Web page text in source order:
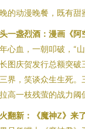
的动漫晚餐，既有甜
一盏烈酒：漫画《阿
心血，一朝叩破，“
图庆贺发行总额突破
界，笑谈众生生死
高一枝残萤的战力阈
翻新：《魔神Z》来